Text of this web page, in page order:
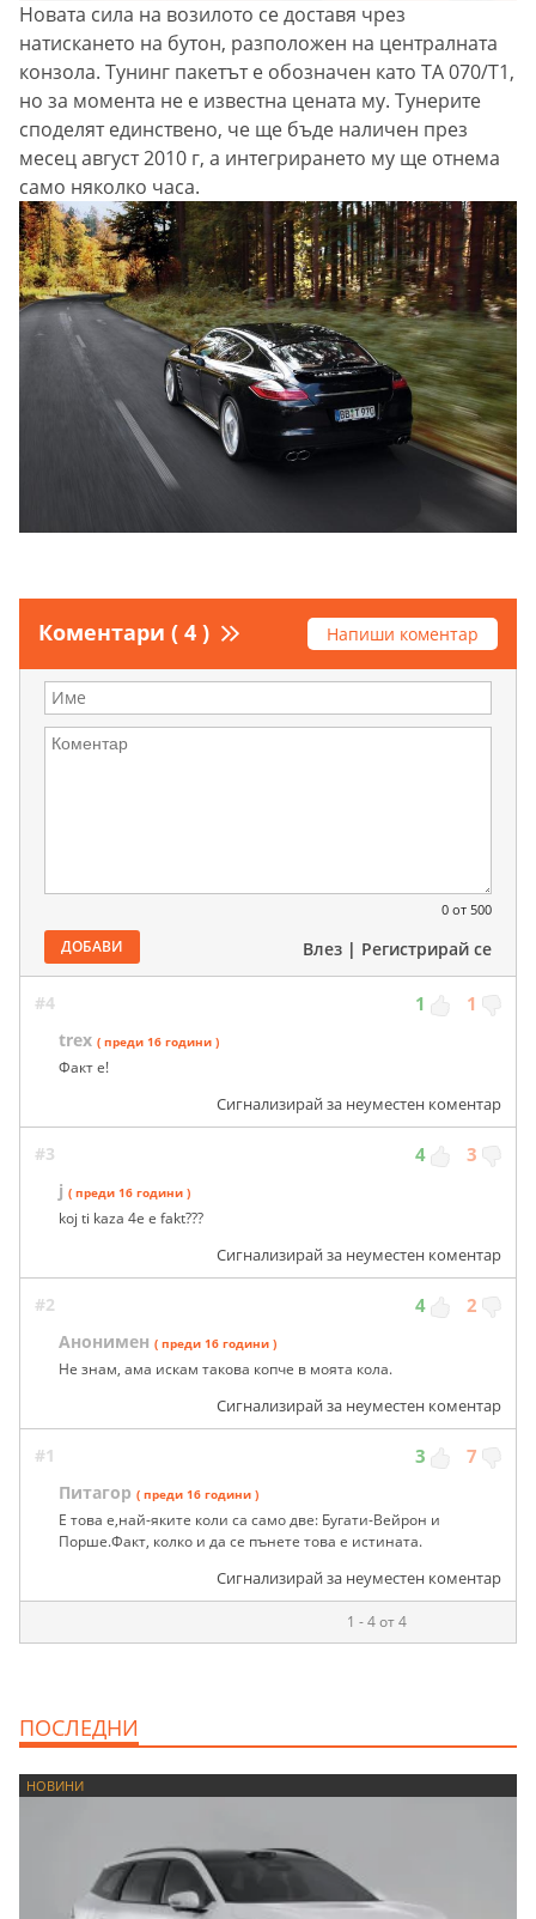
Новата сила на возилото се доставя чрез
натискането на бутон, разположен на централната
конзола. Тунинг пакетът е обозначен като TA 070/T1,
но за момента не е известна цената му. Тунерите
споделят единствено, че ще бъде наличен през
месец август 2010 г, а интегрирането му ще отнема
само няколко часа.
Коментари ( 4 ) Напиши коментар
0 от 500
ДОБАВИ Влез | Регистрирай се
#4 1 1
trex ( преди 16 години )
Факт е!
Сигнализирай за неуместен коментар
#3 4 3
j ( преди 16 години )
koj ti kaza 4e e fakt???
Сигнализирай за неуместен коментар
#2 4 2
Анонимен ( преди 16 години )
Не знам, ама искам такова копче в моята кола.
Сигнализирай за неуместен коментар
#1 3 7
Питагор ( преди 16 години )
Е това е,най-яките коли са само две: Бугати-Вейрон и
Порше.Факт, колко и да се пънете това е истината.
Сигнализирай за неуместен коментар
1 - 4 от 4
ПОСЛЕДНИ
НОВИНИ